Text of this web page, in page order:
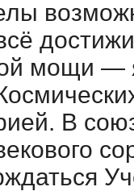
мощи —
В